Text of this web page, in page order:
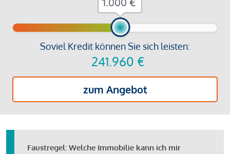
Soviel Kredit können Sie sich leisten:
241.960 €
zum Angebot
€
Faustregel: Welche Immobilie kann ich mir